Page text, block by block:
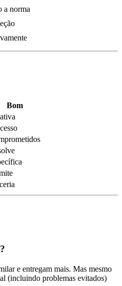
a norma
Bom
e entregam mais. Mas mesmo
(incluindo problemas evitados)